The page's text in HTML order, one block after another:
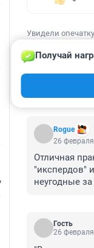
Увидели
Rogue
Получай
26
Отличная
"икспердов"
неугодные
Гость
26